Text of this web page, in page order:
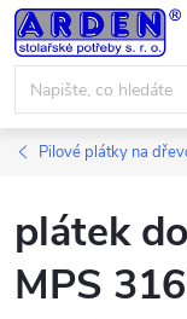
Přejít
na
obsah
Pilové plátky na
plátek
MPS